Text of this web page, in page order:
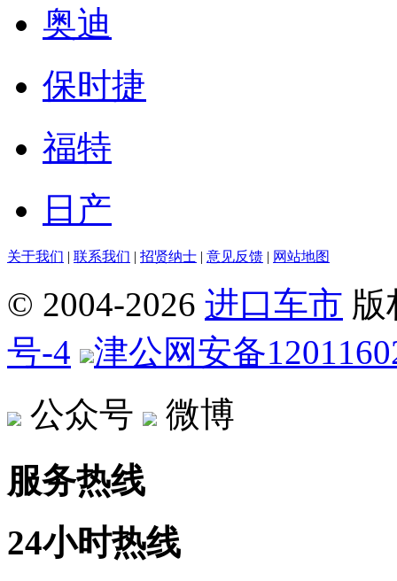
奥迪
保时捷
福特
日产
关于我们 | 联系我们 | 招贤纳士 | 意见反馈 | 网站地图
© 2004-2026 进口车市
号-4
津公网安备
公众号
微博
服务热线
24小时热线